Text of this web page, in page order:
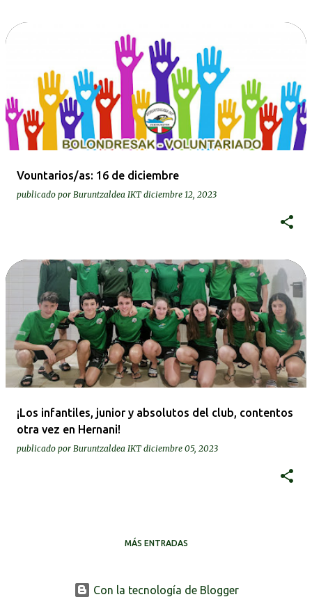
Vountarios/as: 16 de diciembre
publicado por Buruntzaldea IKT diciembre 12, 2023
¡Los infantiles, junior y absolutos del club, contentos
otra vez en Hernani!
publicado por Buruntzaldea IKT diciembre 05, 2023
MÁS ENTRADAS
Con la tecnología de Blogger